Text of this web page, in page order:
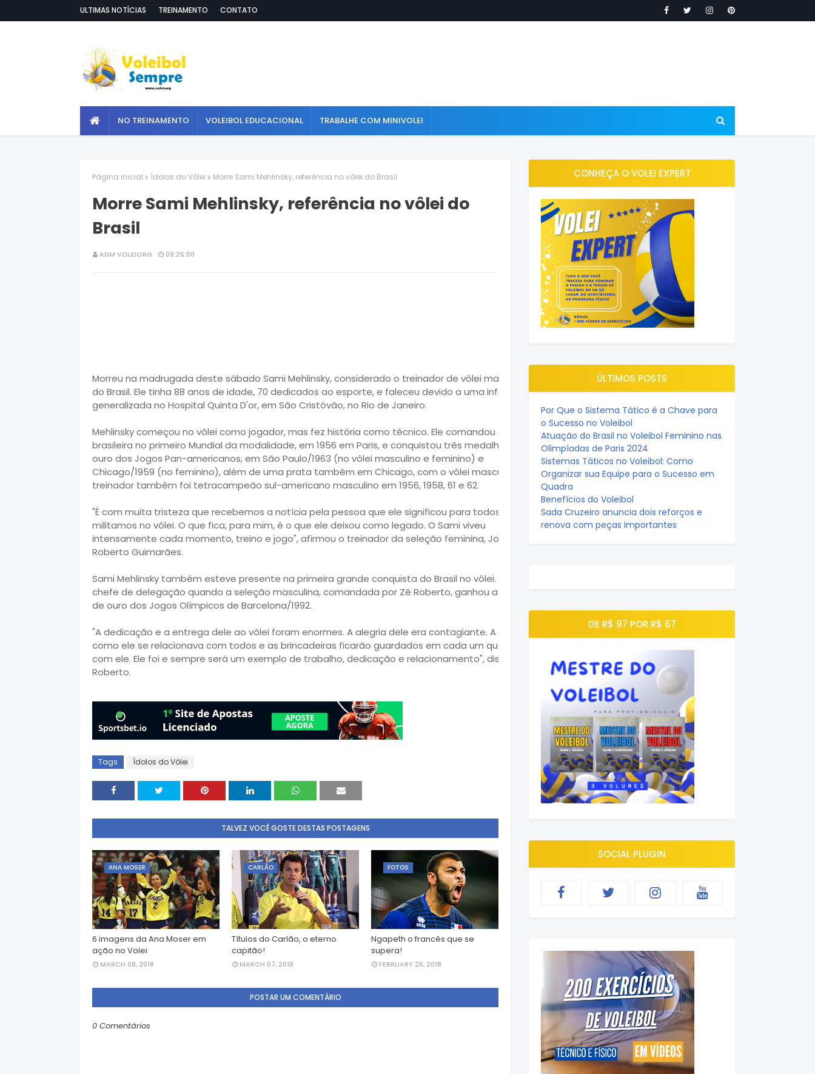
ULTIMAS NOTÍCIAS TREINAMENTO CONTATO
NO TREINAMENTO VOLEIBOL EDUCACIONAL TRABALHE COM MINIVOLEI
Página inicial Ídolos do Vôlei Morre Sami Mehlinsky, referência no vôlei do Brasil
Morre Sami Mehlinsky, referência no vôlei do
Brasil
ADM VOLEIORG 09:26:00
Morreu na madrugada deste sábado Sami Mehlinsky, considerado o treinador de vôlei mais antigo
do Brasil. Ele tinha 88 anos de idade, 70 dedicados ao esporte, e faleceu devido a uma infecção
generalizada no Hospital Quinta D'or, em São Cristóvão, no Rio de Janeiro.
Mehlinsky começou no vôlei como jogador, mas fez história como técnico. Ele comandou a seleção
brasileira no primeiro Mundial da modalidade, em 1956 em Paris, e conquistou três medalhas de
ouro dos Jogos Pan-americanos, em São Paulo/1963 (no vôlei masculino e feminino) e
Chicago/1959 (no feminino), além de uma prata também em Chicago, com o vôlei masculino. O
treinador também foi tetracampeão sul-americano masculino em 1956, 1958, 61 e 62.
"É com muita tristeza que recebemos a notícia pela pessoa que ele significou para todos nós que
militamos no vôlei. O que fica, para mim, é o que ele deixou como legado. O Sami viveu
intensamente cada momento, treino e jogo", afirmou o treinador da seleção feminina, José
Roberto Guimarães.
Sami Mehlinsky também esteve presente na primeira grande conquista do Brasil no vôlei. Ele era o
chefe de delegação quando a seleção masculina, comandada por Zé Roberto, ganhou a medalha
de ouro dos Jogos Olímpicos de Barcelona/1992.
"A dedicação e a entrega dele ao vôlei foram enormes. A alegria dele era contagiante. A maneira
como ele se relacionava com todos e as brincadeiras ficarão guardados em cada um que conviveu
com ele. Ele foi e sempre será um exemplo de trabalho, dedicação e relacionamento", disse Zé
Roberto.
Tags Ídolos do Vôlei
TALVEZ VOCÊ GOSTE DESTAS POSTAGENS
ANA MOSER
6 imagens da Ana Moser em
ação no Volei
MARCH 08, 2018
CARLÃO
Títulos do Carlão, o eterno
capitão!
MARCH 07, 2018
FOTOS
Ngapeth o francês que se
supera!
FEBRUARY 26, 2018
POSTAR UM COMENTÁRIO
0 Comentários
CONHEÇA O VOLEI EXPERT
ÚLTIMOS POSTS
Por Que o Sistema Tático é a Chave para
o Sucesso no Voleibol
Atuação do Brasil no Voleibol Feminino nas
Olimpíadas de Paris 2024
Sistemas Táticos no Voleibol: Como
Organizar sua Equipe para o Sucesso em
Quadra
Benefícios do Voleibol
Sada Cruzeiro anuncia dois reforços e
renova com peças importantes
DE R$ 97 POR R$ 67
SOCIAL PLUGIN